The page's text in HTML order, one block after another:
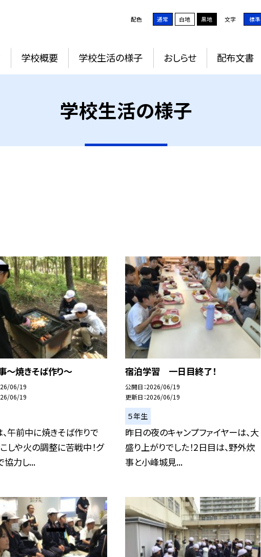
配色 通常 白地 黒地 文字 標準
学校概要 学校生活の様子 おしらせ 配布文書
学校生活の様子
〜焼きそば作り〜
06/19
06/19
午前中に焼きそば作りで
しや火の調整に苦戦中！グ
協力し...
宿泊学習 一日目終了！
公開日 2026/06/19
更新日 2026/06/19
５年生
昨日の夜のキャンプファイヤーは、大
盛り上がりでした！2日目は、野外炊
事と小峰城見...